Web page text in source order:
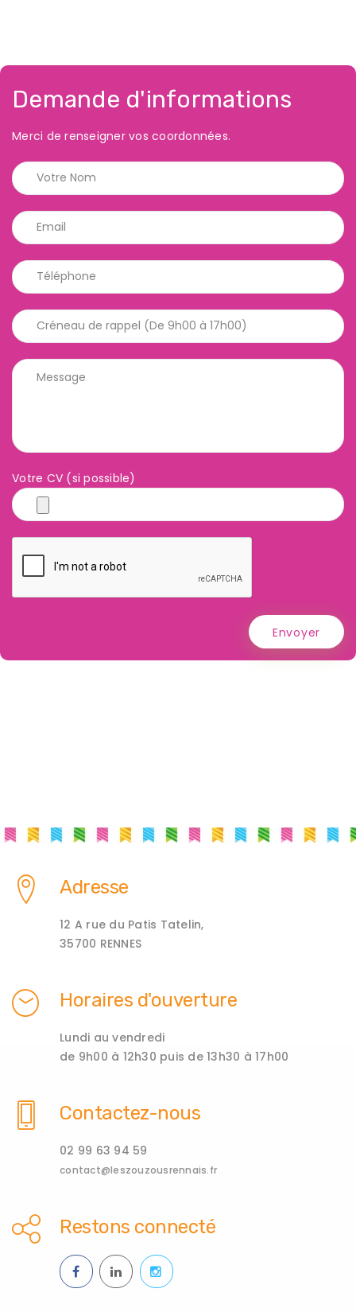
Demande d'informations
Merci de renseigner vos coordonnées.
Votre CV (si possible)
Envoyer
Adresse
12 A rue du Patis Tatelin,
35700 RENNES
Horaires d'ouverture
Lundi au vendredi
de 9h00 à 12h30 puis de 13h30 à 17h00
Contactez-nous
02 99 63 94 59
contact@leszouzousrennais.fr
Restons connecté